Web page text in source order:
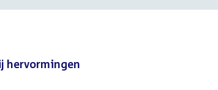
hervormingen